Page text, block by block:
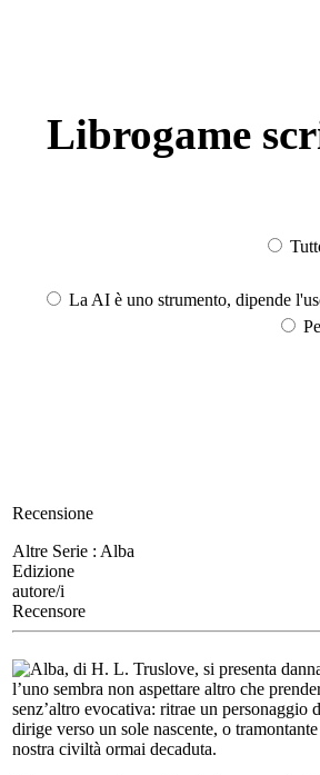
Librogame
La AI è uno strumento, dipende
Recensione
Altre Serie : Alba
Edizione
autore/i
Recensore
Alba, di H. L. Truslove, si presenta
l’uno sembra non aspettare altro che
senz’altro evocativa: ritrae un
dirige verso un sole nascente, o
nostra civiltà ormai decaduta.